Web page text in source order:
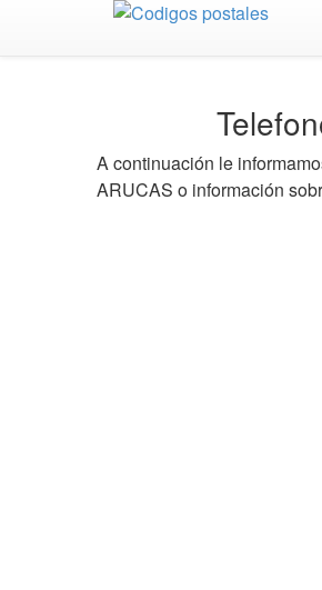
A continuación le
ARUCAS o información